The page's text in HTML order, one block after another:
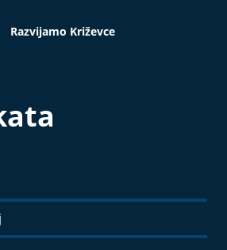
Razvijamo Križevce